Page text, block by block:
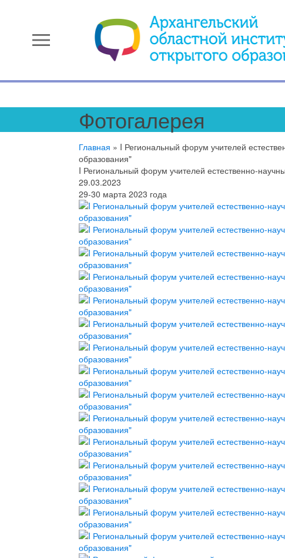
menu
Фотогалерея
Главная » I Региональный форум учителей
образования"
I Региональный форум учителей естественно-
29.03.2023
29-30 марта 2023 года